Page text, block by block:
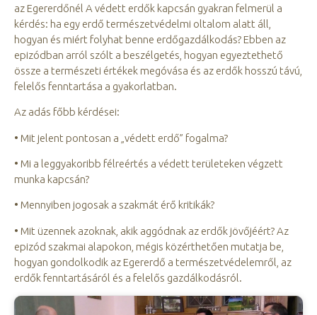
az Egererdőnél A védett erdők kapcsán gyakran felmerül a
kérdés: ha egy erdő természetvédelmi oltalom alatt áll,
hogyan és miért folyhat benne erdőgazdálkodás? Ebben az
epizódban arról szólt a beszélgetés, hogyan egyeztethető
össze a természeti értékek megóvása és az erdők hosszú távú,
felelős fenntartása a gyakorlatban.
Az adás főbb kérdései:
• Mit jelent pontosan a „védett erdő” fogalma?
• Mi a leggyakoribb félreértés a védett területeken végzett
munka kapcsán?
• Mennyiben jogosak a szakmát érő kritikák?
• Mit üzennek azoknak, akik aggódnak az erdők jövőjéért? Az
epizód szakmai alapokon, mégis közérthetően mutatja be,
hogyan gondolkodik az Egererdő a természetvédelemről, az
erdők fenntartásáról és a felelős gazdálkodásról.